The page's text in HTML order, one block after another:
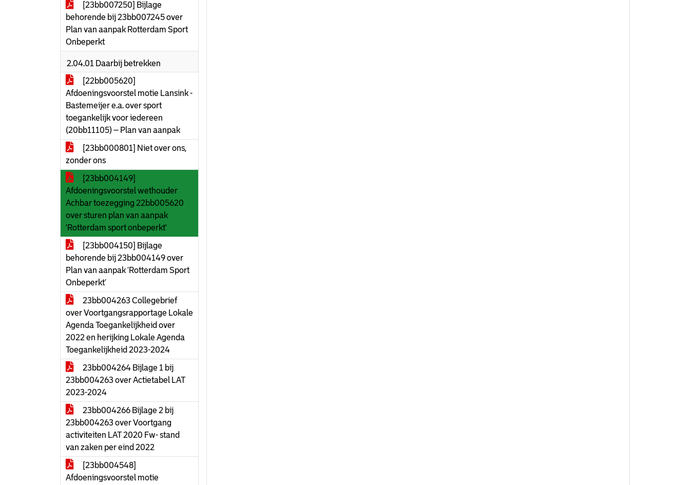
[23bb007250] Bijlage
behorende bij 23bb007245 over
Plan van aanpak Rotterdam Sport
Onbeperkt
2.04.01 Daarbij betrekken
[22bb005620]
Afdoeningsvoorstel motie Lansink -
Bastemeijer e.a. over sport
toegankelijk voor iedereen
(20bb11105) – Plan van aanpak
[23bb000801] Niet over ons,
zonder ons
[23bb004149]
Afdoeningsvoorstel wethouder
Achbar toezegging 22bb005620
over sturen plan van aanpak
'Rotterdam sport onbeperkt'
[23bb004150] Bijlage
behorende bij 23bb004149 over
Plan van aanpak ‘Rotterdam Sport
Onbeperkt’
23bb004263 Collegebrief
over Voortgangsrapportage Lokale
Agenda Toegankelijkheid over
2022 en herijking Lokale Agenda
Toegankelijkheid 2023-2024
23bb004264 Bijlage 1 bij
23bb004263 over Actietabel LAT
2023-2024
23bb004266 Bijlage 2 bij
23bb004263 over Voortgang
activiteiten LAT 2020 Fw- stand
van zaken per eind 2022
[23bb004548]
Afdoeningsvoorstel motie